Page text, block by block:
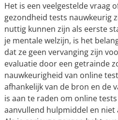
Het is een veelgestelde vraag
gezondheid tests nauwkeurig
nuttig kunnen zijn als eerste
je mentale welzijn, is het
dat ze geen vervanging zijn
evaluatie door een getrainde
nauwkeurigheid van online
afhankelijk van de bron en de
is aan te raden om online
aanvullend hulpmiddel en niet